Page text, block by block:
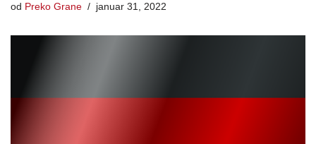
od Preko Grane januar 31, 2022